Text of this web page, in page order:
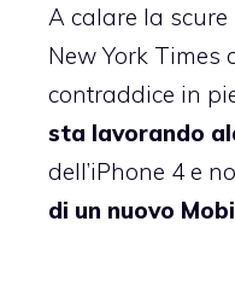
A calare la
New York Times
contraddice in
sta lavorando
dell’iPhone 4 e
di un nuovo